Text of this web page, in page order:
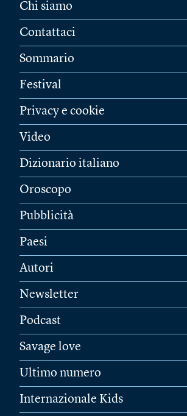
Chi siamo
Contattaci
Sommario
Festival
Privacy e cookie
Video
Dizionario italiano
Oroscopo
Pubblicità
Paesi
Autori
Newsletter
Podcast
Savage love
Ultimo numero
Internazionale Kids